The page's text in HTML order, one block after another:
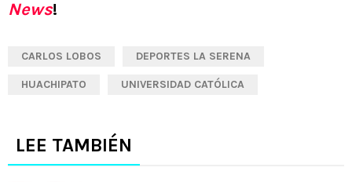
News!
CARLOS LOBOS DEPORTES LA SERENA
HUACHIPATO UNIVERSIDAD CATÓLICA
LEE TAMBIÉN